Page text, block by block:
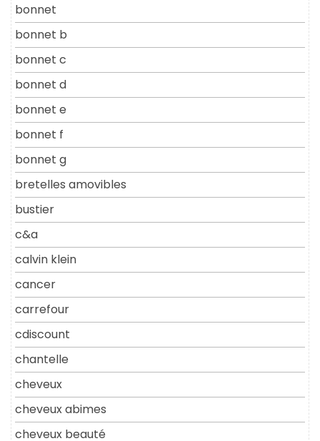
bonnet
bonnet b
bonnet c
bonnet d
bonnet e
bonnet f
bonnet g
bretelles amovibles
bustier
c&a
calvin klein
cancer
carrefour
cdiscount
chantelle
cheveux
cheveux abimes
cheveux beauté